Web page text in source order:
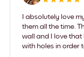
I absolutely love
them all the time.
wall and I love
with holes in order